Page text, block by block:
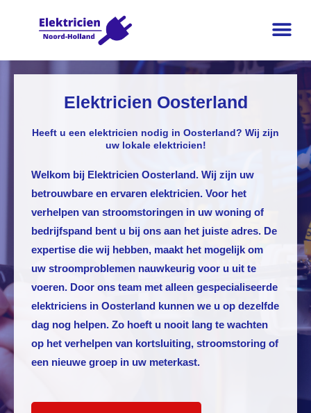
Elektricien Oosterland
Heeft u een elektricien nodig in Oosterland? Wij zijn
uw lokale elektricien!
Welkom bij Elektricien Oosterland. Wij zijn uw
betrouwbare en ervaren elektricien. Voor het
verhelpen van stroomstoringen in uw woning of
bedrijfspand bent u bij ons aan het juiste adres. De
expertise die wij hebben, maakt het mogelijk om
uw stroomproblemen nauwkeurig voor u uit te
voeren. Door ons team met alleen gespecialiseerde
elektriciens in Oosterland kunnen we u op dezelfde
dag nog helpen. Zo hoeft u nooit lang te wachten
op het verhelpen van kortsluiting, stroomstoring of
een nieuwe groep in uw meterkast.